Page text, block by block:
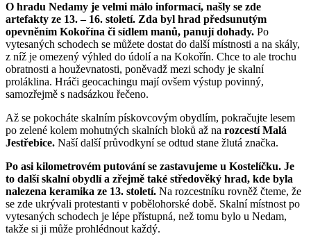
O hradu Nedamy je velmi málo informací, našly se zde
artefakty ze 13. – 16. století. Zda byl hrad předsunutým
opevněním Kokořína či sídlem manů, panují dohady. Po
vytesaných schodech se můžete dostat do další místnosti a na skály,
z níž je omezený výhled do údolí a na Kokořín. Chce to ale trochu
obratnosti a houževnatosti, poněvadž mezi schody je skalní
proláklina. Hráči geocachingu mají ovšem výstup povinný,
samozřejmě s nadsázkou řečeno.
Až se pokocháte skalním pískovcovým obydlím, pokračujte lesem
po zelené kolem mohutných skalních bloků až na rozcestí Malá
Jestřebice. Naší další průvodkyní se odtud stane žlutá značka.
Po asi kilometrovém putování se zastavujeme u Kostelíčku. Je
to další skalní obydlí a zřejmě také středověký hrad, kde byla
nalezena keramika ze 13. století. Na rozcestníku rovněž čteme, že
se zde ukrývali protestanti v pobělohorské době. Skalní místnost po
vytesaných schodech je lépe přístupná, než tomu bylo u Nedam,
takže si ji může prohlédnout každý.